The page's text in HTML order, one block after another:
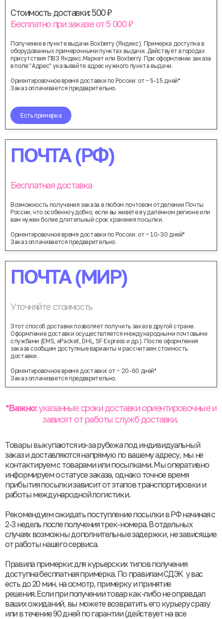
Стоимость доставки: 500 ₽
Бесплатно при заказе от 5 000 ₽
Получение в пункте выдачи Boxberry (Яндекс). Примерка доступна в
оборудованных примерочными пунктах выдачи. Действует в городах
присутствия ПВЗ Яндекс.Маркет или Boxberry. При оформлении заказа
в поле "Адрес" указывайте адрес нужного пункта выдачи.
Ориентировочное время доставки по России: от ~ 5-15 дней*
Заказ оплачивается предварительно.
Есть примерка
ПОЧТА (РФ)
Бесплатная доставка
Возможность получения заказа в любом почтовом отделении Почты
России, что особенно удобно, если вы живёте в удалённом регионе или
вам нужен более длительный срок хранения посылки.
Ориентировочное время доставки по России: от ~ 10-30 дней*
Заказ оплачивается предварительно.
ПОЧТА (МИР)
Уточняйте стоимость
Этот способ доставки позволяет получить заказ в другой стране.
Оформление доставки осуществляется международными почтовыми
службами (EMS, ePacket, DHL, SF Express и др.). После оформления
заказа сообщим доступные варианты и рассчитаем стоимость
доставки.
Ориентировочное время доставки: от ~ 20-60 дней*
Заказ оплачивается предварительно.
*Важно:указанные сроки доставки ориентировочные и
зависят от работы служб доставки.
Товары выкупаются из-за рубежа под индивидуальный
заказ и доставляются напрямую по вашему адресу, мы не
контактируем с товарами или посылками. Мы оперативно
информируем о статусе заказа, однако точное время
прибытия посылки зависит от этапов транспортировки и
работы международной логистики.
Рекомендуем ожидать поступление посылки в РФ начиная с
2-3 недель после получения трек-номера. В отдельных
случаях возможны дополнительные задержки, не зависящие
от работы нашего сервиса.
Правила примерки: для курьерских типов получения
доступна бесплатная примерка. По правилам СДЭК у вас
есть до 20 мин. на осмотр, примерку и принятие
решения. Если при получении товар как-либо не оправдал
ваших ожиданий, вы можете возвратить его курьеру сразу
или в течение 90 дней по гарантии (действует на все